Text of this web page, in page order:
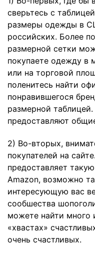
сверьтесь с
размеры одежды в
российских. Более
размерной сетки
покупаете одежду в
или на торговой
поленитесь найти
понравившегося
размерной
предоставляют
2) Во-вторых,
покупателей на
предоставляет
Amazon, возможно
интересующую вас
сообшества
можете найти
«хвастах»
очень счастливых.